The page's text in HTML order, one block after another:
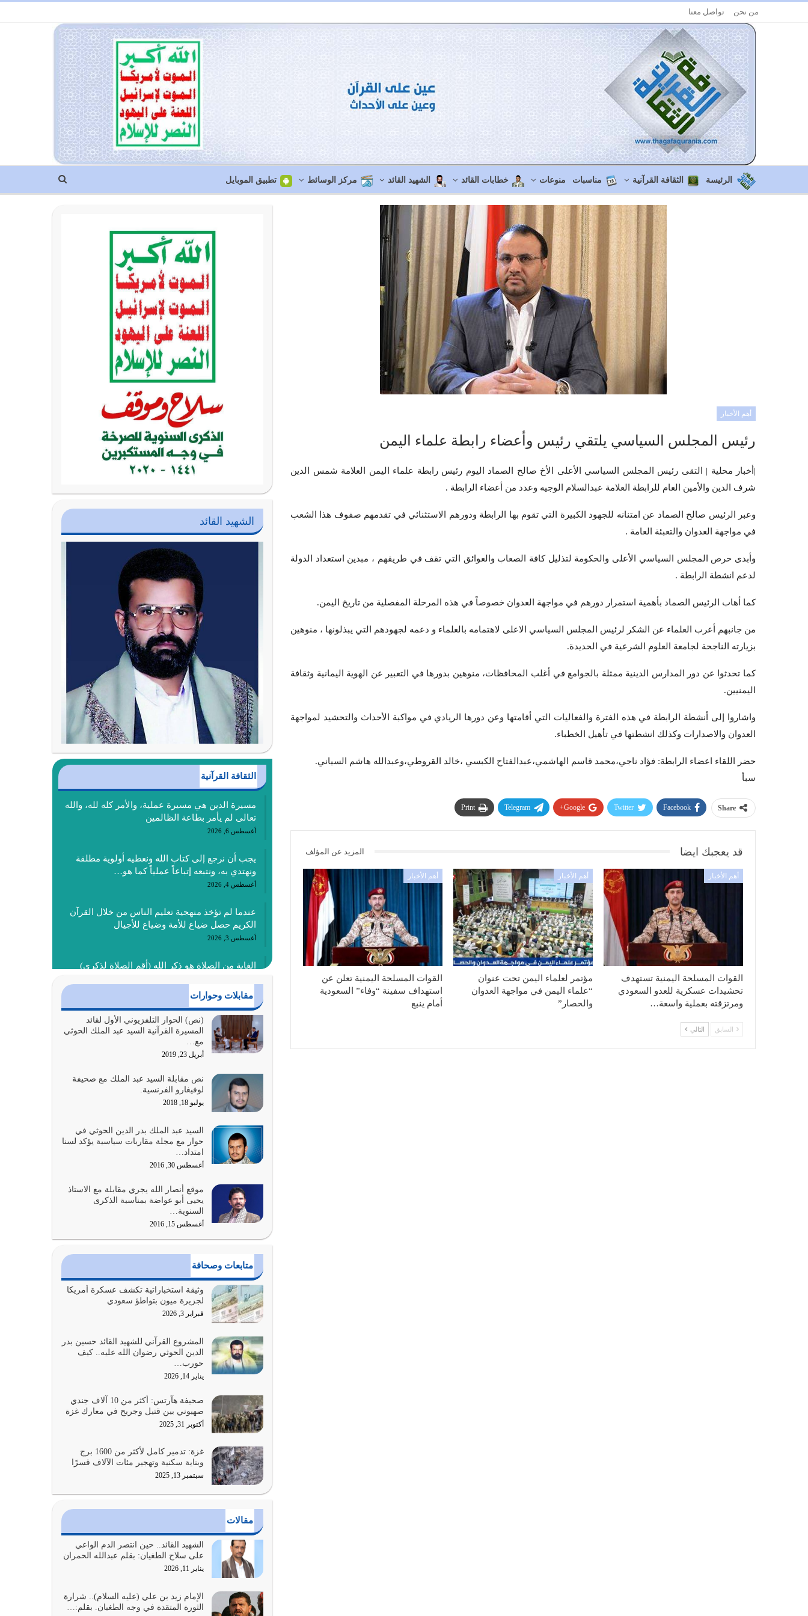
من نحن تواصل معنا
الرئيسة الثقافة القرآنية مناسبات منوعات خطابات القائد الشهيد القائد مركز الوسائط تطبيق الموبايل
أهم الأخبار
رئيس المجلس السياسي يلتقي رئيس وأعضاء رابطة علماء اليمن
|أخبار محلية | التقى رئيس المجلس السياسي الأعلى الأخ صالح الصماد اليوم رئيس رابطة علماء اليمن العلامة شمس الدين
شرف الدين والأمين العام للرابطة العلامة عبدالسلام الوجيه وعدد من أعضاء الرابطة .
وعبر الرئيس صالح الصماد عن امتنانه للجهود الكبيرة التي تقوم بها الرابطة ودورهم الاستثنائي في تقدمهم صفوف هذا الشعب
في مواجهة العدوان والتعبئة العامة .
وأبدى حرص المجلس السياسي الأعلى والحكومة لتذليل كافة الصعاب والعوائق التي تقف في طريقهم ، مبدين استعداد الدولة
لدعم انشطة الرابطة .
كما أهاب الرئيس الصماد بأهمية استمرار دورهم في مواجهة العدوان خصوصاً في هذه المرحلة المفصلية من تاريخ اليمن.
من جانبهم أعرب العلماء عن الشكر لرئيس المجلس السياسي الاعلى لاهتمامه بالعلماء و دعمه لجهودهم التي يبذلونها ، منوهين
بزيارته الناجحة لجامعة العلوم الشرعية في الحديدة.
كما تحدثوا عن دور المدارس الدينية ممثلة بالجوامع في أغلب المحافظات، منوهين بدورها في التعبير عن الهوية اليمانية وثقافة
اليمنيين.
واشاروا إلى أنشطة الرابطة في هذه الفترة والفعاليات التي أقامتها وعن دورها الريادي في مواكبة الأحداث والتحشيد لمواجهة
العدوان والاصدارات وكذلك انشطتها في تأهيل الخطباء.
حضر اللقاء اعضاء الرابطة: فؤاد ناجي،محمد قاسم الهاشمي،عبدالفتاح الكبسي ،خالد القروطي،وعبدالله هاشم السياني.
سبأ
Share
Facebook
Twitter
Google+
Telegram
Print
قد يعجبك ايضا المزيد عن المؤلف
أهم الأخبار
القوات المسلحة اليمنية تستهدف
تحشيدات عسكرية للعدو السعودي
ومرتزقته بعملية واسعة…
أهم الأخبار
مؤتمر لعلماء اليمن تحت عنوان
“علماء اليمن في مواجهة العدوان
والحصار”
أهم الأخبار
القوات المسلحة اليمنية تعلن عن
استهداف سفينة “وفاء” السعودية
أمام ينبع
السابق التالي
الشهيد القائد
الثقافة القرآنية
مسيرة الدين هي مسيرة عملية، والأمر كله لله، والله
تعالى لم يأمر بطاعة الظالمين
أغسطس 6, 2026
يجب أن نرجع إلى كتاب الله ونعطيه أولوية مطلقة
ونهتدي به، ونتبعه إتباعاً عملياً كما هو…
أغسطس 4, 2026
عندما لم تؤخذ منهجية تعليم الناس من خلال القرآن
الكريم حصل ضياع للأمة وضياع للأجيال
أغسطس 3, 2026
الغاية من الصلاة هو ذكر الله (أقم الصلاة لذكري)
أغسطس 2, 2026
السبب الرئيسي لشقاء الأمة الابتعاد عن كتاب الله
والتعدي لحدود الله بالإضافات للدين
أغسطس 1, 2026
أبرز أسباب الشقاء هو الإعراض عن ذكر الله وعن هدى
الله المتمثل في القرآن الكريم
يوليو 31, 2026
أولياء الشيطان كلما كانوا أكثر ولاءً وطاعة للشيطان
كلما كانوا أكثر ضعفاً
يوليو 30, 2026
والرزق والاستبشار والنجاة والخلود في…
يوليو 29, 2026
هل نحن من الصالحين؟ قيِّم نفسك هنا اترك القرآن
على أصله وأعرض نفسك، وأعرض ما لديك على…
يوليو 27, 2026
عندما يكون عدوك هو عدو الله معناه أن تكون نقاط
الضعف فيه كثيرة وسينصرك الله عليه إذا…
يوليو 26, 2026
أراد الله لهذه الأمة ان تكون خير امة أخرجت للناس
بالنهوض بالأمر بالمعروف والنهي عن…
يوليو 25, 2026
الدين الذي شرعه الله لا يجوز أن يخضع لآرائنا وأهوائنا
واجتهاداتنا لأننا سنختلف ونتفرق
يوليو 24, 2026
يجب أن نعود جميعاً الى القرآن وعندنا أخطاء جميعاً
لنعتصم بحبل الله جميعاً وليس كل…
يوليو 22, 2026
المُلك كله لله تعالى يؤتيه من يشاء وينزعه ممن يشاء
مقابلات وحوارات
(نص) الحوار التلفزيوني الأول لقائد
المسيرة القرآنية السيد عبد الملك الحوثي
مع…
أبريل 23, 2019
نص مقابلة السيد عبد الملك مع صحيفة
لوفيغارو الفرنسية.
يوليو 18, 2018
السيد عبد الملك بدر الدين الحوثي في
حوار مع مجلة مقاربات سياسية يؤكد لسنا
امتداد…
أغسطس 30, 2016
موقع أنصار الله يجري مقابلة مع الاستاذ
يحيى أبو عواضة بمناسبة الذكرى
السنوية…
أغسطس 15, 2016
متابعات وصحافة
وثيقة استخباراتية تكشف عسكرة أمريكا
لجزيرة ميون بتواطؤ سعودي
فبراير 3, 2026
المشروع القرآني للشهيد القائد حسين بدر
الدين الحوثي رضوان الله عليه.. كيف
حورب…
يناير 14, 2026
صحيفة هآرتس: أكثر من 10 آلاف جندي
صهيوني بين قتيل وجريح في معارك غزة
أكتوبر 31, 2025
غزة: تدمير كامل لأكثر من 1600 برج
وبناية سكنية وتهجير مئات الآلاف قسرًا
سبتمبر 13, 2025
مقالات
الشهيد القائد.. حين انتصر الدم الواعي
على سلاح الطغيان: بقلم عبدالله الحمران
يناير 11, 2026
الإمام زيد بن علي (عليه السلام).. شرارة
الثورة المتقدة في وجه الطغيان. بقلم:…